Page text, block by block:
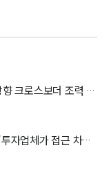
사
"美진출·韓투자 원스톱"…대륜-SJKP, 양방향 크로스보더 조력 강화
코인 투자 미끼로 투자금 편취한 60대…法 “투자업체가 접근 차단” 무죄